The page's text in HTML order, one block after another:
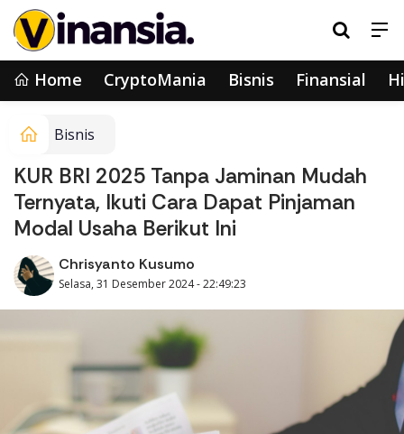
Home CryptoMania Bisnis Finansial
Bisnis
KUR BRI 2025 Tanpa Jaminan Mudah
Ternyata, Ikuti Cara Dapat Pinjaman
Modal Usaha Berikut Ini
Chrisyanto Kusumo
Selasa, 31 Desember 2024 - 22:49:23